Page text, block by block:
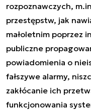
rozpoznawczych,
przestępstw, jak
małoletnim poprzez
publiczne
powiadomienia o
fałszywe alarmy,
zakłócanie ich
funkcjonowania